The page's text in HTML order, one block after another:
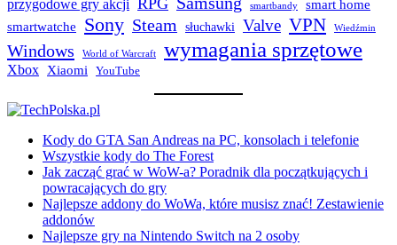
przygodowe gry akcji RPG smartbandy smart home
smartwatche Sony Steam słuchawki Valve VPN Wiedźmin
Windows World of Warcraft wymagania sprzętowe
Xbox Xiaomi YouTube
Kody do GTA San Andreas na PC, konsolach i telefonie
Wszystkie kody do The Forest
Jak zacząć grać w WoW-a? Poradnik dla początkujących i
powracających do gry
Najlepsze addony do WoWa, które musisz znać! Zestawienie
addonów
Najlepsze gry na Nintendo Switch na 2 osoby